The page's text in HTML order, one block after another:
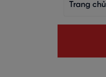
Trang chủ